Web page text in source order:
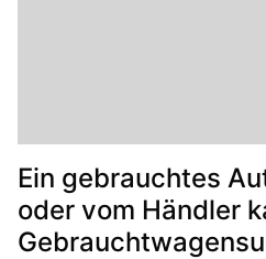
Ein gebrauchtes
oder vom Händler